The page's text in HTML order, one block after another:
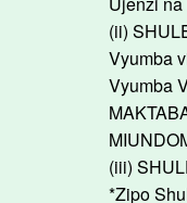
(ii)
Vyumba
Vyumba
(iii)
*Zipo